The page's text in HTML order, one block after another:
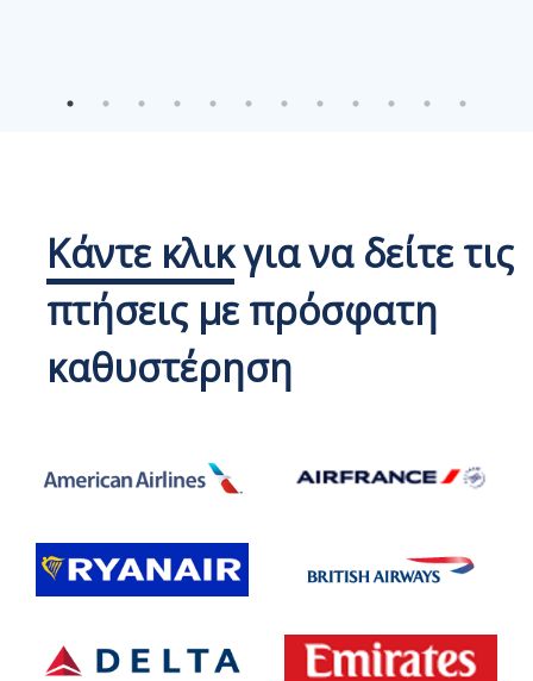
Κάντε κλικγια να δείτε τις
πτήσεις με πρόσφατη
καθυστέρηση